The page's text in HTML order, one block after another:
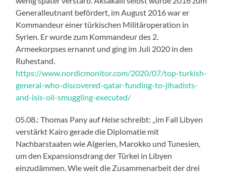
Generalleutnant befördert, im August 2016 war er
Kommandeur einer türkischen Militäroperation in
Syrien. Er wurde zum Kommandeur des 2.
Armeekorpses ernannt und ging im Juli 2020 in den
Ruhestand.
https://www.nordicmonitor.com/2020/07/top-turkish-
general-who-discovered-qatar-funding-to-jihadists-
and-isis-oil-smuggling-executed/
05.08.: Thomas Pany aufHeiseschreibt: „im Fall Libyen
verstärkt Kairo gerade die Diplomatie mit
Nachbarstaaten wie Algerien, Marokko und Tunesien,
um den Expansionsdrang der Türkei in Libyen
einzudämmen. Wie weit die Zusammenarbeit der drei